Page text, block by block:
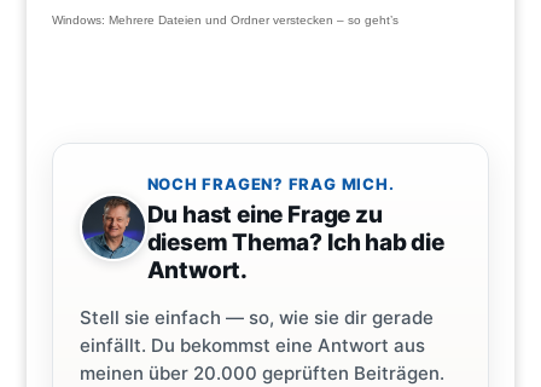
Windows: Mehrere Dateien und Ordner verstecken – so geht’s
NOCH FRAGEN? FRAG MICH.
Du hast eine Frage zu
diesem Thema? Ich hab die
Antwort.
Stell sie einfach — so, wie sie dir gerade
einfällt. Du bekommst eine Antwort aus
meinen über 20.000 geprüften Beiträgen.